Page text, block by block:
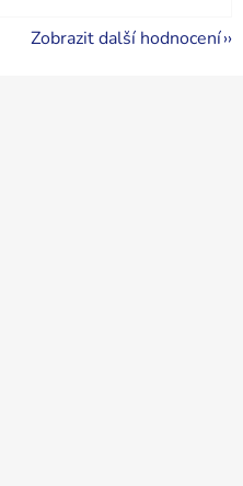
Zobrazit další hodnocení